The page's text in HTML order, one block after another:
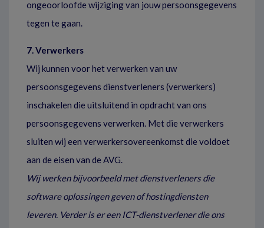
ongeoorloofde wijziging van jouw persoonsgegevens
tegen te gaan.
7. Verwerkers
Wij kunnen voor het verwerken van uw
persoonsgegevens dienstverleners (verwerkers)
inschakelen die uitsluitend in opdracht van ons
persoonsgegevens verwerken. Met die verwerkers
sluiten wij een verwerkersovereenkomst die voldoet
aan de eisen van de AVG.
Wij werken bijvoorbeeld met dienstverleners die
software oplossingen geven of hostingdiensten
leveren. Verder is er een ICT-dienstverlener die ons